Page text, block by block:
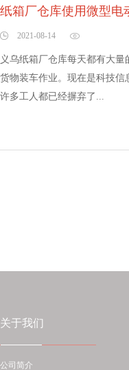
纸箱厂仓库使用微型电
2021-08-14
义乌纸箱厂仓库每天都有大
货物装车作业。现在是科技
许多工人都已经摒弃了...
关于我们
公司简介